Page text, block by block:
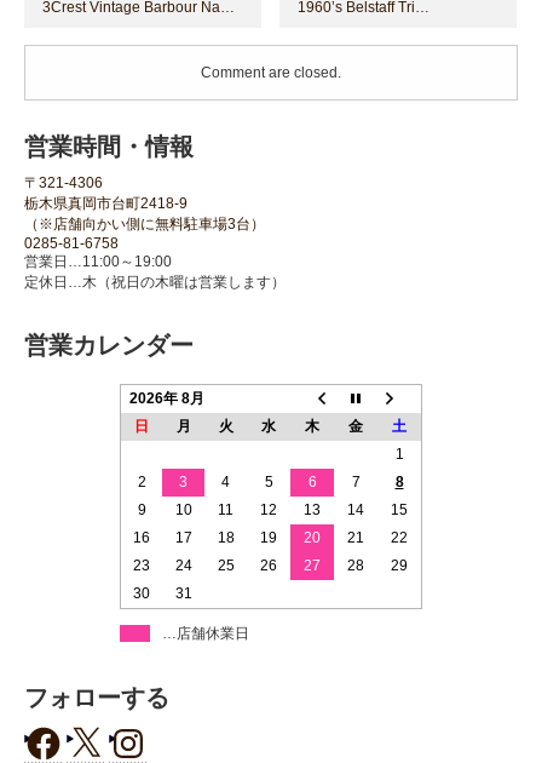
3Crest Vintage Barbour Na… 1960’s Belstaff Tri…
Comment are closed.
営業時間・情報
〒321-4306
栃木県真岡市台町2418-9
（※店舗向かい側に無料駐車場3台）
0285-81-6758
営業日…11:00～19:00
定休日…木（祝日の木曜は営業します）
営業カレンダー
2026年 8月
日
月 火 水 木 金
土
1
2
3 4 5 6 7
8
9
10 11 12 13 14
15
16
17 18 19 20 21
22
23
24 25 26 27 28
29
30
31
…店舗休業日
フォローする